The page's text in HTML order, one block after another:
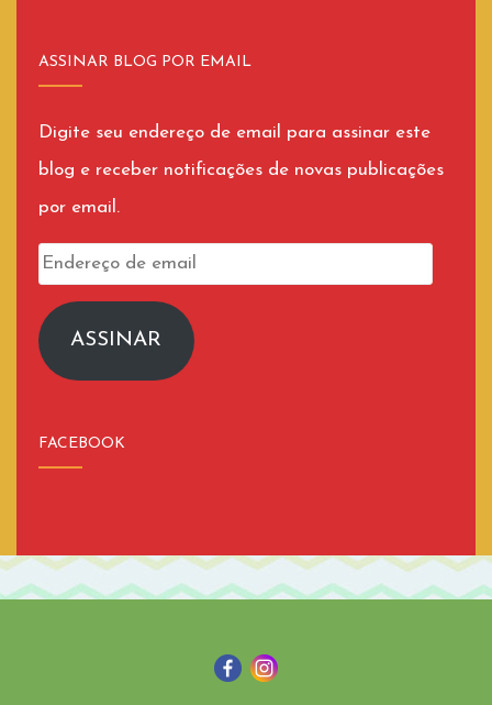
ASSINAR BLOG POR EMAIL
Digite seu endereço de email para assinar este
blog e receber notificações de novas publicações
por email.
Endereço
emailASSINAR
FACEBOOK